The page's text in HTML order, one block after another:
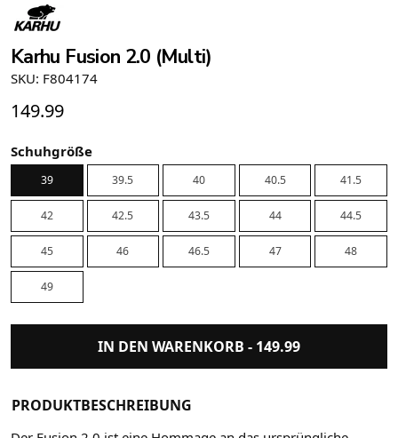
Karhu Fusion 2.0 (Multi)
SKU: F804174
149.99
Schuhgröße
39 39.5 40 40.5 41.5
42 42.5 43.5 44 44.5
45 46 46.5 47 48
49
IN DEN WARENKORB - 149.99
PRODUKTBESCHREIBUNG